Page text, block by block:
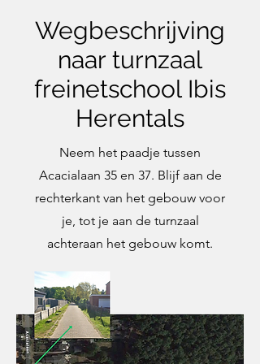
Wegbeschrijving
naar turnzaal
freinetschool Ibis
Herentals
Neem het paadje tussen
Acacialaan 35 en 37. Blijf aan de
rechterkant van het gebouw voor
je, tot je aan de turnzaal
achteraan het gebouw komt.